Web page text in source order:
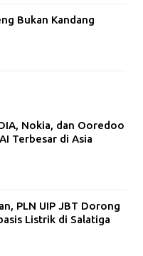
Bukan Kandang
Nokia, dan Ooredoo
Terbesar di Asia
PLN UIP JBT Dorong
Listrik di Salatiga